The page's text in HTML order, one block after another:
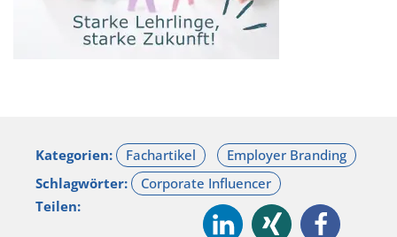
Kategorien:
Schlagwörter:
Teilen: